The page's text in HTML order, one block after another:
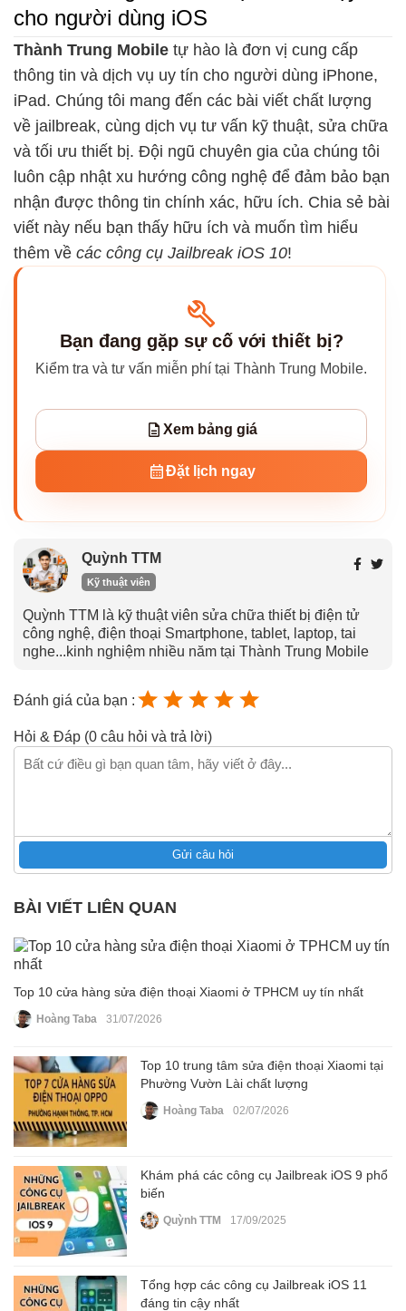
cho người dùng iOS
Thành Trung Mobile tự hào là đơn vị cung cấp
thông tin và dịch vụ uy tín cho người dùng iPhone,
iPad. Chúng tôi mang đến các bài viết chất lượng
về jailbreak, cùng dịch vụ tư vấn kỹ thuật, sửa chữa
và tối ưu thiết bị. Đội ngũ chuyên gia của chúng tôi
luôn cập nhật xu hướng công nghệ để đảm bảo bạn
nhận được thông tin chính xác, hữu ích. Chia sẻ bài
viết này nếu bạn thấy hữu ích và muốn tìm hiểu
thêm về các công cụ Jailbreak iOS 10!
Bạn đang gặp sự cố với thiết bị?
Kiểm tra và tư vấn miễn phí tại Thành Trung Mobile.
Xem bảng giá
Đặt lịch ngay
Quỳnh TTM
Kỹ thuật viên
Quỳnh TTM là kỹ thuật viên sửa chữa thiết bị điện tử
công nghệ, điện thoại Smartphone, tablet, laptop, tai
nghe...kinh nghiệm nhiều năm tại Thành Trung Mobile
Đánh giá của bạn :
Hỏi & Đáp (0 câu hỏi và trả lời)
Gửi câu hỏi
BÀI VIẾT LIÊN QUAN
Top 10 cửa hàng sửa điện thoại Xiaomi ở TPHCM uy tín nhất
Hoàng Taba 31/07/2026
Top 10 trung tâm sửa điện thoại Xiaomi tại
Phường Vườn Lài chất lượng
Hoàng Taba 02/07/2026
Khám phá các công cụ Jailbreak iOS 9 phổ
biến
Quỳnh TTM 17/09/2025
Tổng hợp các công cụ Jailbreak iOS 11
đáng tin cậy nhất